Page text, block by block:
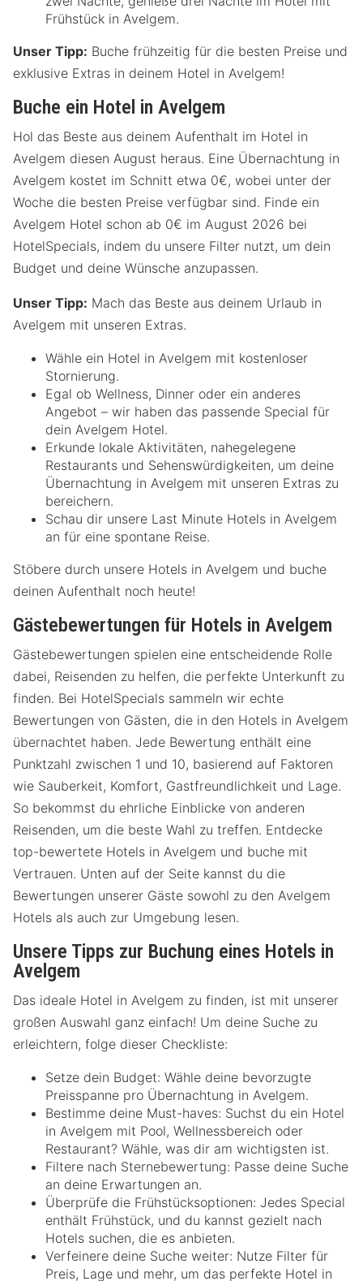
Frühstück in Avelgem.
Unser Tipp: Buche frühzeitig für die besten Preise und
exklusive Extras in deinem Hotel in Avelgem!
Buche ein Hotel in Avelgem
Hol das Beste aus deinem Aufenthalt im Hotel in
Avelgem diesen August heraus. Eine Übernachtung in
Avelgem kostet im Schnitt etwa 0€, wobei unter der
Woche die besten Preise verfügbar sind. Finde ein
Avelgem Hotel schon ab 0€ im August 2026 bei
HotelSpecials, indem du unsere Filter nutzt, um dein
Budget und deine Wünsche anzupassen.
Unser Tipp: Mach das Beste aus deinem Urlaub in
Avelgem mit unseren Extras.
Wähle ein Hotel in Avelgem mit kostenloser
Stornierung.
Egal ob Wellness, Dinner oder ein anderes
Angebot – wir haben das passende Special für
dein Avelgem Hotel.
Erkunde lokale Aktivitäten, nahegelegene
Restaurants und Sehenswürdigkeiten, um deine
Übernachtung in Avelgem mit unseren Extras zu
bereichern.
Schau dir unsere Last Minute Hotels in Avelgem
an für eine spontane Reise.
Stöbere durch unsere Hotels in Avelgem und buche
deinen Aufenthalt noch heute!
Gästebewertungen für Hotels in Avelgem
Gästebewertungen spielen eine entscheidende Rolle
dabei, Reisenden zu helfen, die perfekte Unterkunft zu
finden. Bei HotelSpecials sammeln wir echte
Bewertungen von Gästen, die in den Hotels in Avelgem
übernachtet haben. Jede Bewertung enthält eine
Punktzahl zwischen 1 und 10, basierend auf Faktoren
wie Sauberkeit, Komfort, Gastfreundlichkeit und Lage.
So bekommst du ehrliche Einblicke von anderen
Reisenden, um die beste Wahl zu treffen. Entdecke
top-bewertete Hotels in Avelgem und buche mit
Vertrauen. Unten auf der Seite kannst du die
Bewertungen unserer Gäste sowohl zu den Avelgem
Hotels als auch zur Umgebung lesen.
Unsere Tipps zur Buchung eines Hotels in
Avelgem
Das ideale Hotel in Avelgem zu finden, ist mit unserer
großen Auswahl ganz einfach! Um deine Suche zu
erleichtern, folge dieser Checkliste:
Setze dein Budget: Wähle deine bevorzugte
Preisspanne pro Übernachtung in Avelgem.
Bestimme deine Must-haves: Suchst du ein Hotel
in Avelgem mit Pool, Wellnessbereich oder
Restaurant? Wähle, was dir am wichtigsten ist.
Filtere nach Sternebewertung: Passe deine Suche
an deine Erwartungen an.
Überprüfe die Frühstücksoptionen: Jedes Special
enthält Frühstück, und du kannst gezielt nach
Hotels suchen, die es anbieten.
Verfeinere deine Suche weiter: Nutze Filter für
Preis, Lage und mehr, um das perfekte Hotel in